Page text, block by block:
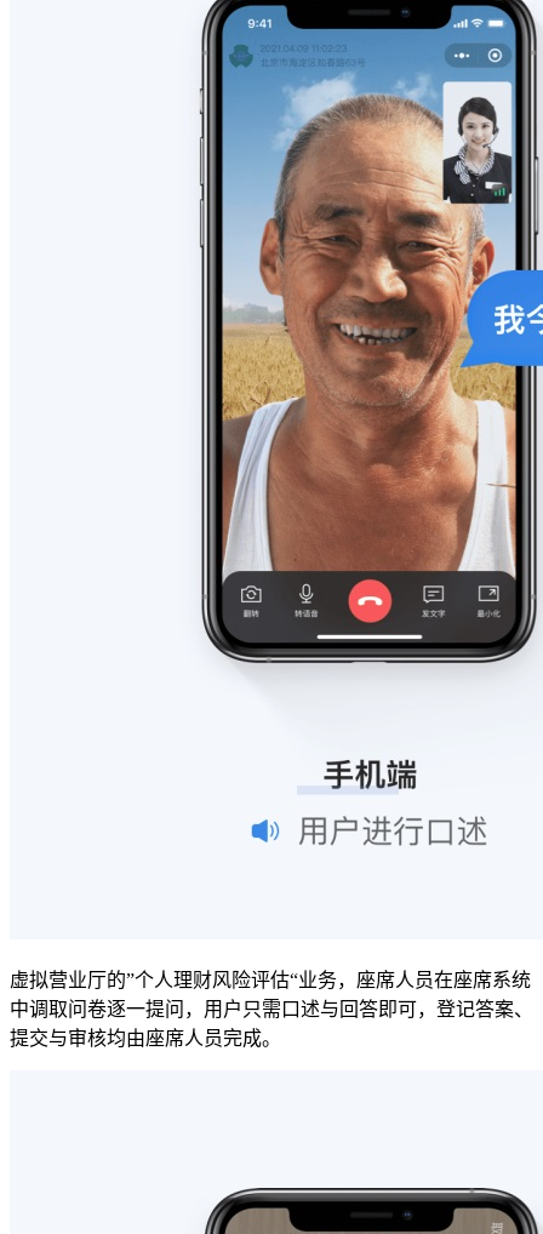
虚拟营业厅的”个人理财风险评估“业务，座席人员在座席系统
中调取问卷逐一提问，用户只需口述与回答即可，登记答案、
提交与审核均由座席人员完成。